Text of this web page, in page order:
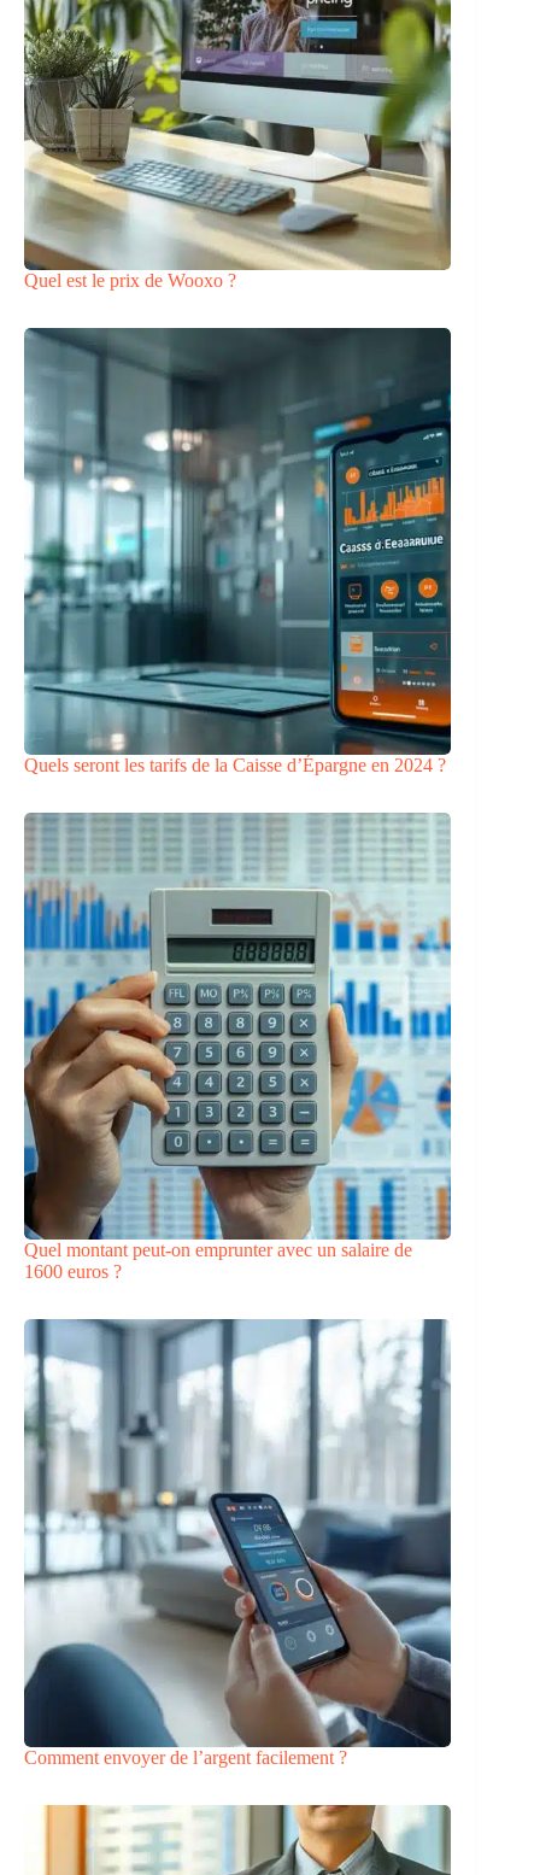
Quel est le prix de Wooxo ?
Quels seront les tarifs de la Caisse d’Épargne en 2024 ?
Quel montant peut-on emprunter avec un salaire de
1600 euros ?
Comment envoyer de l’argent facilement ?